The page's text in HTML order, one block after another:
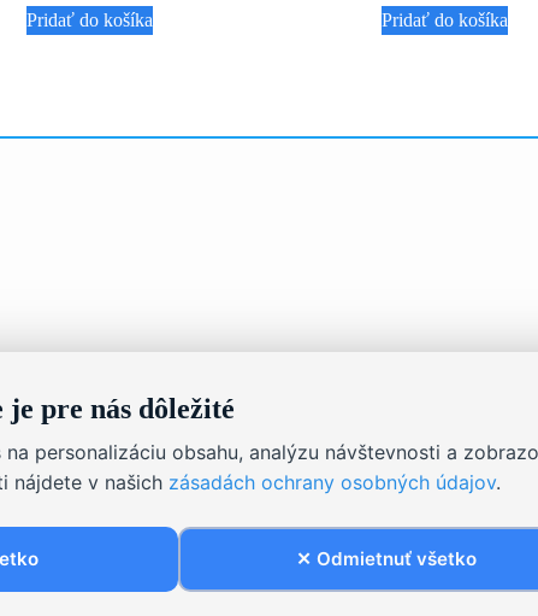
Pridať do košíka Pridať do košíka
je pre nás dôležité
personalizáciu obsahu, analýzu návštevnosti a
nájdete v našich zásadách ochrany osobných údajov.
✕ Odmietnuť všetko